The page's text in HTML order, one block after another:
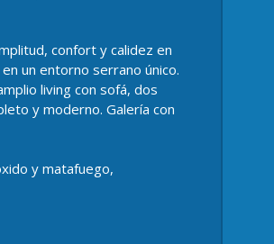
confort y calidez en
un entorno serrano único.
living con sofá, dos
y moderno. Galería con
y matafuego,